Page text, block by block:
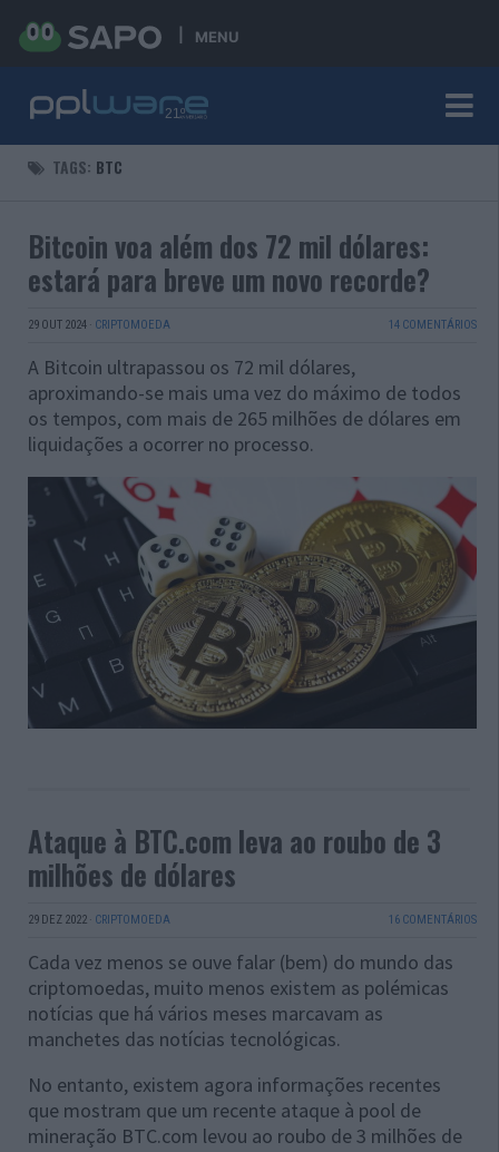
MENU
TAGS: BTC
Bitcoin voa além dos 72 mil dólares:
estará para breve um novo recorde?
29 OUT 2024 · CRIPTOMOEDA 14 COMENTÁRIOS
A Bitcoin ultrapassou os 72 mil dólares,
aproximando-se mais uma vez do máximo de todos
os tempos, com mais de 265 milhões de dólares em
liquidações a ocorrer no processo.
Ataque à BTC.com leva ao roubo de 3
milhões de dólares
29 DEZ 2022 · CRIPTOMOEDA 16 COMENTÁRIOS
Cada vez menos se ouve falar (bem) do mundo das
criptomoedas, muito menos existem as polémicas
notícias que há vários meses marcavam as
manchetes das notícias tecnológicas.
No entanto, existem agora informações recentes
que mostram que um recente ataque à pool de
mineração BTC.com levou ao roubo de 3 milhões de